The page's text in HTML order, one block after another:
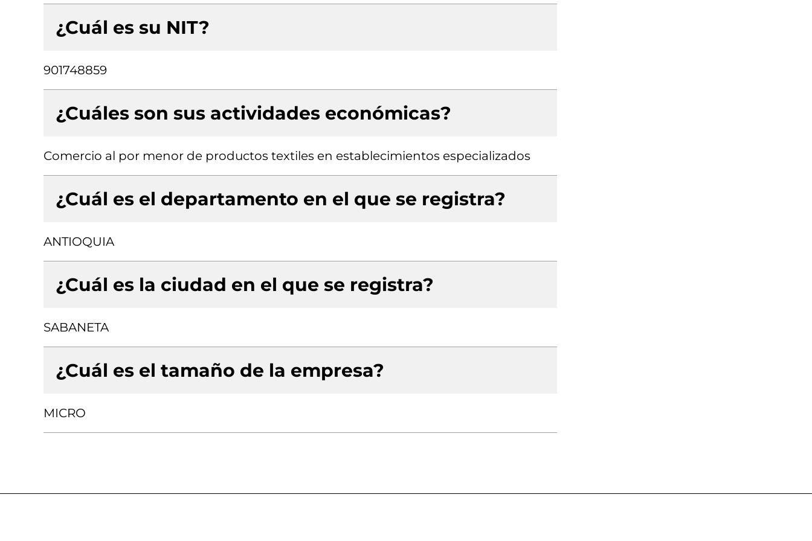
¿Cuál es su NIT?
901748859
¿Cuáles son sus actividades económicas?
Comercio al por menor de productos textiles en establecimientos especializados
¿Cuál es el departamento en el que se registra?
ANTIOQUIA
¿Cuál es la ciudad en el que se registra?
SABANETA
¿Cuál es el tamaño de la empresa?
MICRO